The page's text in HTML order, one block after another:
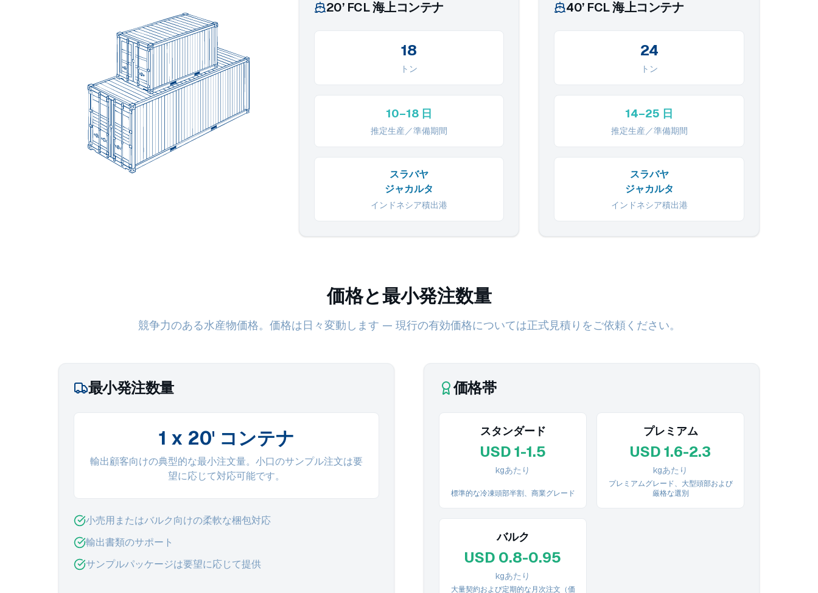
20’ FCL 海上コンテナ
18
トン
10–18 日
推定生産／準備期間
スラバヤ
ジャカルタ
インドネシア積出港
40’ FCL 海上コンテナ
24
トン
14–25 日
推定生産／準備期間
スラバヤ
ジャカルタ
インドネシア積出港
価格と最小発注数量
競争力のある水産物価格。価格は日々変動します — 現行の有効価格については正式見積りをご依頼ください。
最小発注数量
1 x 20' コンテナ
輸出顧客向けの典型的な最小注文量。小口のサンプル注文は要
望に応じて対応可能です。
小売用またはバルク向けの柔軟な梱包対応
輸出書類のサポート
サンプルパッケージは要望に応じて提供
価格帯
スタンダード
USD 1-1.5
kgあたり
標準的な冷凍頭部半割、商業グレード
プレミアム
USD 1.6-2.3
kgあたり
プレミアムグレード、大型頭部および
厳格な選別
バルク
USD 0.8-0.95
kgあたり
大量契約および定期的な月次注文（価